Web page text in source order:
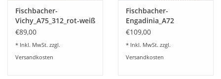
Fischbacher-
Vichy_A75_312_rot-weiß
€89,00
* Inkl. MwSt. zzgl.
Versandkosten
Fischbacher-
Engadinia_A72
€109,00
* Inkl. MwSt. zzgl.
Versandkosten